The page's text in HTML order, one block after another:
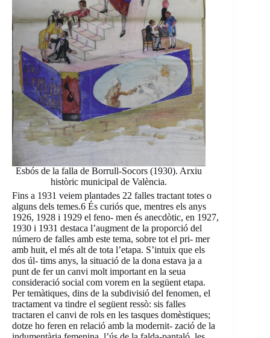
Esbós de la falla de Borrull-Socors (1930). Arxiu
històric municipal de València.
Fins a 1931 veiem plantades 22 falles tractant totes o
alguns dels temes.6 És curiós que, mentres els anys
1926, 1928 i 1929 el feno- men és anecdòtic, en 1927,
1930 i 1931 destaca l’augment de la proporció del
número de falles amb este tema, sobre tot el pri- mer
amb huit, el més alt de tota l’etapa. S’intuix que els
dos úl- tims anys, la situació de la dona estava ja a
punt de fer un canvi molt important en la seua
consideració social com vorem en la següent etapa.
Per temàtiques, dins de la subdivisió del fenomen, el
tractament va tindre el següent ressò: sis falles
tractaren el canvi de rols en les tasques domèstiques;
dotze ho feren en relació amb la modernit- zació de la